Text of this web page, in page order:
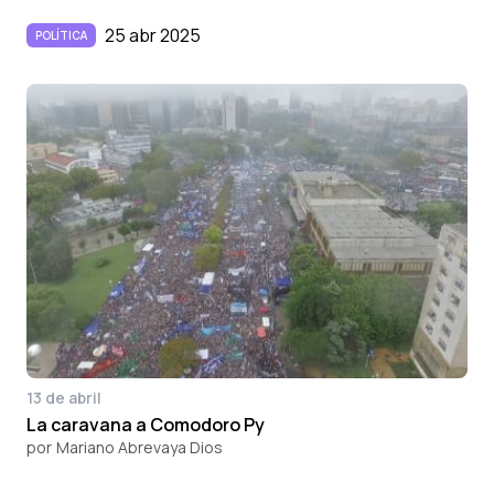
POLÍTICA 25 abr 2025
13 de abril
La caravana a Comodoro Py
por Mariano Abrevaya Dios